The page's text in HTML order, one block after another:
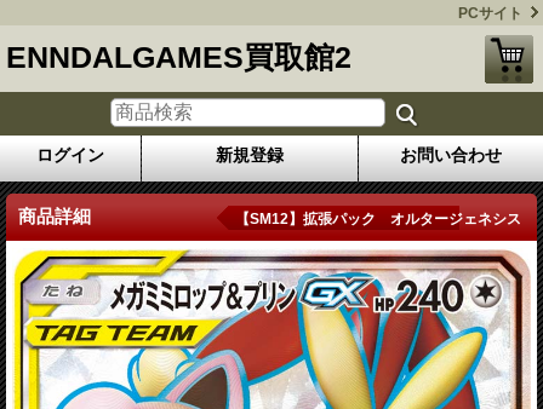
PCサイト
ENNDALGAMES買取館2
ログイン 新規登録 お問い合わせ
商品詳細 【SM12】拡張パック オルタージェネシス